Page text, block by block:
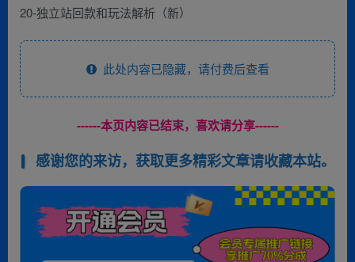
20-独立站回款和玩法解析（新）
此处内容已隐藏，请付费后查看
------本页内容已结束，喜欢请分享------
感谢您的来访，获取更多精彩文章请收藏本站。